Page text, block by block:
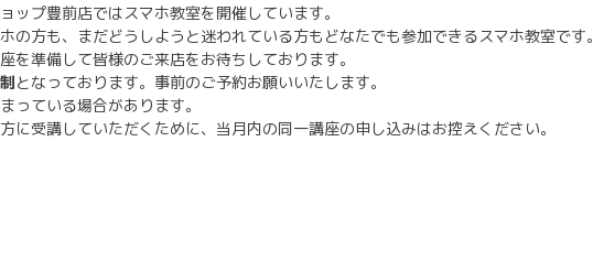
ップ豊前店ではスマホ教室を開催しています。
の方も、まだどうしようと迷われている方もどなたでも参加できるスマホ教室です。
を準備して皆様のご来店をお待ちしております。
となっております。事前のご予約お願いいたします。
っている場合があります。
に受講していただくために、当月内の同一講座の申し込みはお控えください。